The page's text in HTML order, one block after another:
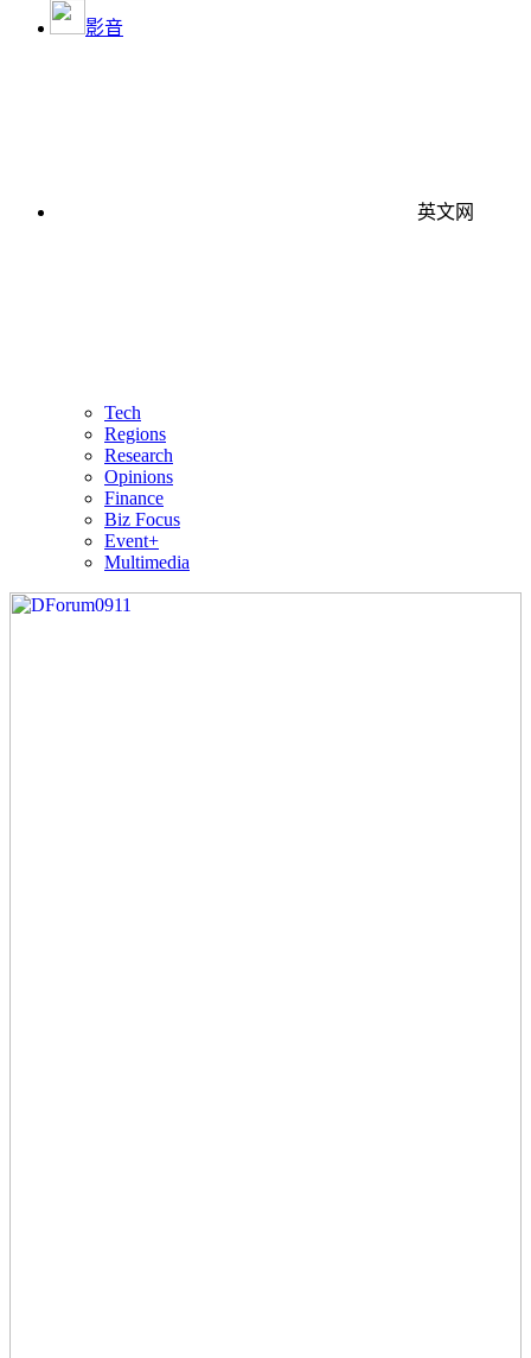
影音
英文网
Tech
Regions
Research
Opinions
Finance
Biz Focus
Event+
Multimedia